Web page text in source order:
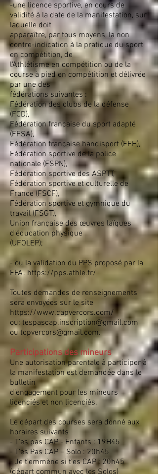
-une licence sportive, en cours de
validité à la date de la manifestation, sur
laquelle doit
apparaître, par tous moyens, la non
contre-indication à la pratique du sport
en compétition, de
l'Athlétisme en compétition ou de la
course à pied en compétition et délivrée
par une des
fédérations suivantes :
Fédération des clubs de la défense
(FCD),
Fédération française du sport adapté
(FFSA),
Fédération française handisport (FFH),
Fédération sportive de la police
nationale (FSPN),
Fédération sportive des ASPTT,
Fédération sportive et culturelle de
France (FSCF),
Fédération sportive et gymnique du
travail (FSGT),
Union française des œuvres laïques
d'éducation physique
(UFOLEP);
- ou la validation du PPS proposé par la
FFA.https://pps.athle.fr/
Toutes demandes de renseignements
sera envoyées sur le site
https://www.capvercors.com/
ou: tespascap.inscription@gmail.com
ou tcpvercors@gmail.com.
Participations des mineurs
Une autorisation parentale à participer à
la manifestation est demandée dans le
bulletin
d’engagement pour les mineurs
licenciés et non licenciés.
Le départ des courses sera donné aux
horaires suivants
- T’es pas CAP - Enfants : 19H45
- T’es Pas CAP – Solo : 20h45
- Je t’emmène si t’es CAP : 20h45
(départ commun avec les Solos)